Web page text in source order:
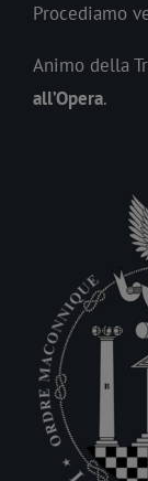
Procediamo
Animo della
all’Opera.